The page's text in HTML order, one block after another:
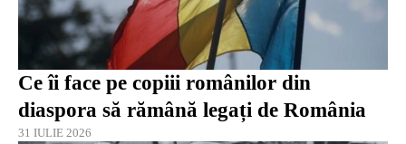
Ce îi face pe copiii românilor din
diaspora să rămână legați de România
31 IULIE 2026